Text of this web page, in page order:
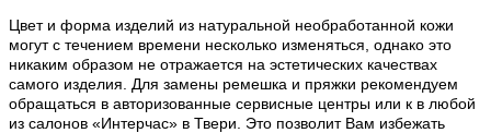
Цвет и форма изделий из натуральной необработанной кожи
могут с течением времени несколько изменяться, однако это
никаким образом не отражается на эстетических качествах
самого изделия. Для замены ремешка и пряжки рекомендуем
обращаться в авторизованные сервисные центры или к в любой
из салонов «Интерчас» в Твери. Это позволит Вам избежать